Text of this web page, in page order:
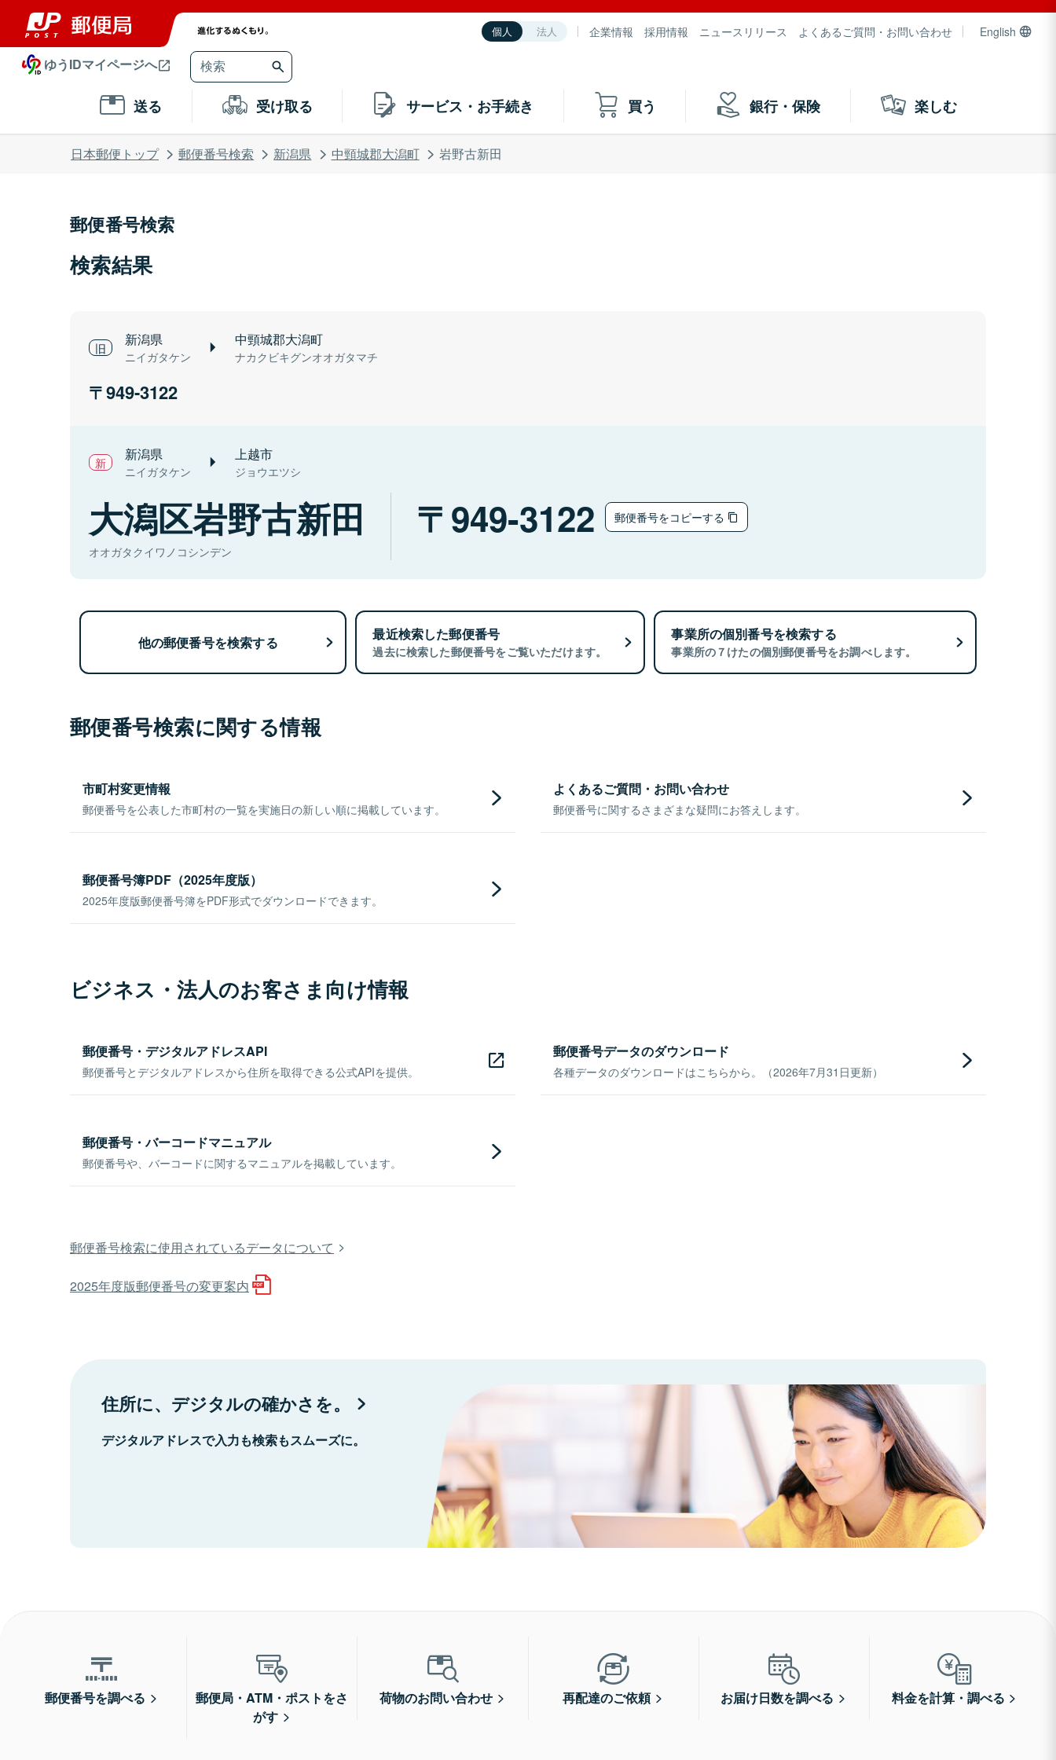
個人 法人 企業情報 採用情報 ニュースリリース よくあるご質問・お問い合わせ English
ゆうIDマイページへ
送る 受け取る サービス・お手続き 買う 銀行・保険 楽しむ
日本郵便トップ 郵便番号検索 新潟県 中頸城郡大潟町 岩野古新田
郵便番号検索
検索結果
新潟県
ニイガタケン
中頸城郡大潟町
ナカクビキグンオオガタマチ
949-3122
新潟県
ニイガタケン
上越市
ジョウエツシ
大潟区岩野古新田
オオガタクイワノコシンデン
949-3122 郵便番号をコピーする
他の郵便番号を検索する 最近検索した郵便番号
過去に検索した郵便番号をご覧いただけます。
事業所の個別番号を検索する
事業所の７けたの個別郵便番号をお調べします。
郵便番号検索に関する情報
市町村変更情報
郵便番号を公表した市町村の一覧を実施日の新しい順に掲載しています。
よくあるご質問・お問い合わせ
郵便番号に関するさまざまな疑問にお答えします。
郵便番号簿PDF（2025年度版）
2025年度版郵便番号簿をPDF形式でダウンロードできます。
ビジネス・法人のお客さま向け情報
郵便番号・デジタルアドレスAPI
郵便番号とデジタルアドレスから住所を取得できる公式APIを提供。
郵便番号データのダウンロード
各種データのダウンロードはこちらから。（2026年7月31日更新）
郵便番号・バーコードマニュアル
郵便番号や、バーコードに関するマニュアルを掲載しています。
郵便番号検索に使用されているデータについて
2025年度版郵便番号の変更案内
住所に、デジタルの確かさを。
デジタルアドレスで入力も検索もスムーズに。
郵便番号を調べる
郵便局・ATM・ポストをさ
がす
荷物のお問い合わせ 再配達のご依頼 お届け日数を調べる 料金を計算・調べる